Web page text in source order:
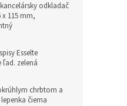
odkladač
x 115 mm,
Esselte
ľad. zelená
chrbtom a
čierna